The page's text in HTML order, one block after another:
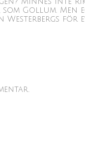
som Gollum.
Westerbergs